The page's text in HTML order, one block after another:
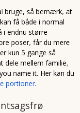
bruge, så bemærk, at
få både i normal
i endnu større
poser, får du mere
kun 5 gange så
dele mellem familie,
name it. Her kan du
portioner.